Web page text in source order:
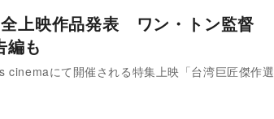
全上映作品発表 ワン・トン監督
編も
cinemaにて開催される特集上映「台湾巨匠傑作選